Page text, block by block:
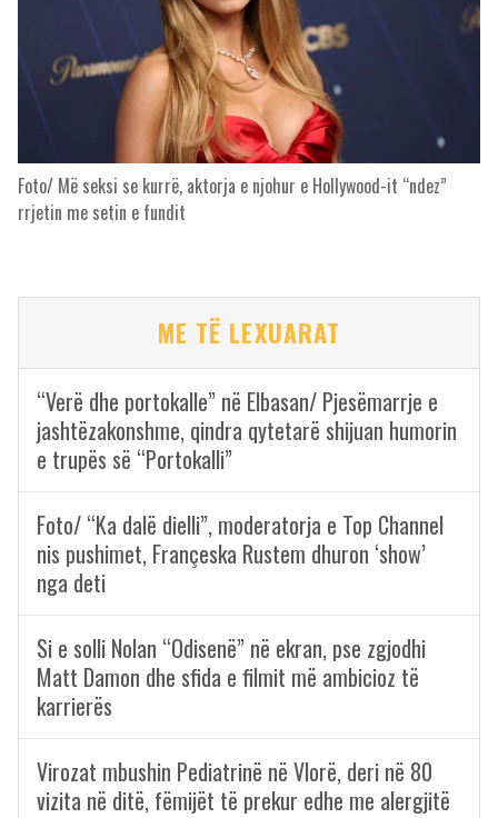
Foto/ Më seksi se kurrë, aktorja e njohur e Hollywood-it “ndez”
rrjetin me setin e fundit
ME TË LEXUARAT
“Verë dhe portokalle” në Elbasan/ Pjesëmarrje e
jashtëzakonshme, qindra qytetarë shijuan humorin
e trupës së “Portokalli”
Foto/ “Ka dalë dielli”, moderatorja e Top Channel
nis pushimet, Françeska Rustem dhuron ‘show’
nga deti
Si e solli Nolan “Odisenë” në ekran, pse zgjodhi
Matt Damon dhe sfida e filmit më ambicioz të
karrierës
Virozat mbushin Pediatrinë në Vlorë, deri në 80
vizita në ditë, fëmijët të prekur edhe me alergjitë